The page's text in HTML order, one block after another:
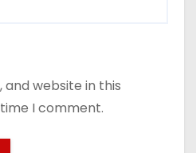
and website in this
I comment.